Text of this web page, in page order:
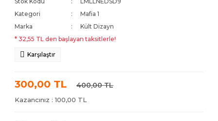
Kategori
Mafia 1
Marka
Kült Dizayn
* 32,55 TL den başlayan taksitlerle!
Karşılaştır
300,00 TL 400,00 TL
Kazancınız : 100,00 TL